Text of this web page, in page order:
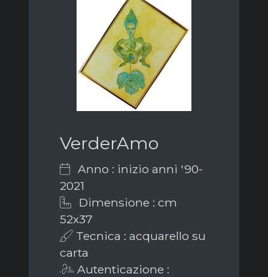
VerderAmo
Anno : inizio anni '90-
2021
Dimensione : cm
52x37
Tecnica : acquarello su
carta
Autenticazione :